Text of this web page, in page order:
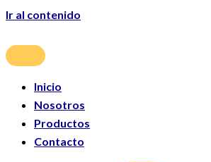
Ir al contenido
Inicio
Nosotros
Productos
Contacto